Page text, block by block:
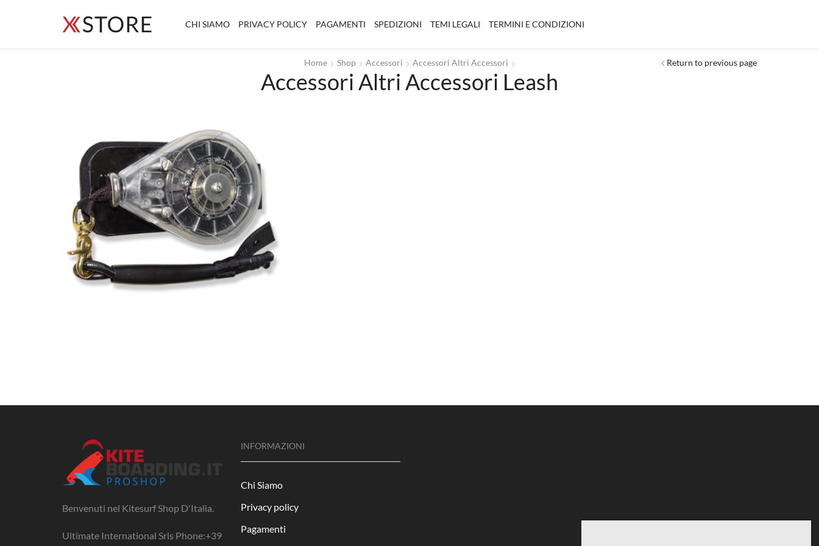
CHI SIAMO PRIVACY POLICY PAGAMENTI SPEDIZIONI TEMI LEGALI TERMINI E CONDIZIONI
Home Shop Accessori Accessori Altri Accessori
Accessori Altri Accessori Leash
Return to previous page
Benvenuti nel Kitesurf Shop D'Italia.
Ultimate International Srls Phone:+39
INFORMAZIONI
Chi Siamo
Privacy policy
Pagamenti